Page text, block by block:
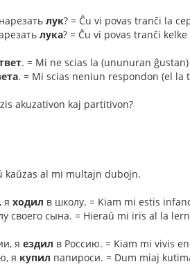
лук? = Ĉu vi povas tranĉi la
лука? = Ĉu vi povas tranĉi
. = Mi ne scias la (ununuran
. = Mi scias neniun respondon (el
akuzativon kaj partitivon?
kaŭzas al mi multajn dubojn.
я ходил в школу. = Kiam mi estis
своего сына. = Hieraŭ mi iris al la
я ездил в Россию. = Kiam mi vivis
я купил папироси. = Dum miaj